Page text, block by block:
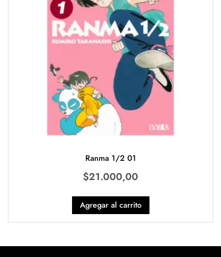
Ranma 1/2 01
$21.000,00
Agregar al carrito